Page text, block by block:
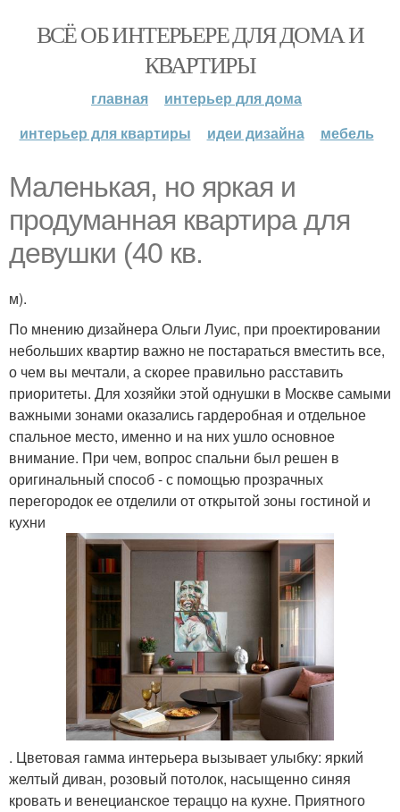
ВСЁ ОБ ИНТЕРЬЕРЕ ДЛЯ ДОМА И
КВАРТИРЫ
главная
интерьер для дома
интерьер для квартиры
идеи дизайна мебель
Маленькая, но яркая и
продуманная квартира для
девушки (40 кв.
м).
По мнению дизайнера Ольги Луис, при проектировании
небольших квартир важно не постараться вместить все,
о чем вы мечтали, а скорее правильно расставить
приоритеты. Для хозяйки этой однушки в Москве самыми
важными зонами оказались гардеробная и отдельное
спальное место, именно и на них ушло основное
внимание. При чем, вопрос спальни был решен в
оригинальный способ - с помощью прозрачных
перегородок ее отделили от открытой зоны гостиной и
кухни
. Цветовая гамма интерьера вызывает улыбку: яркий
желтый диван, розовый потолок, насыщенно синяя
кровать и венецианское тераццо на кухне. Приятного